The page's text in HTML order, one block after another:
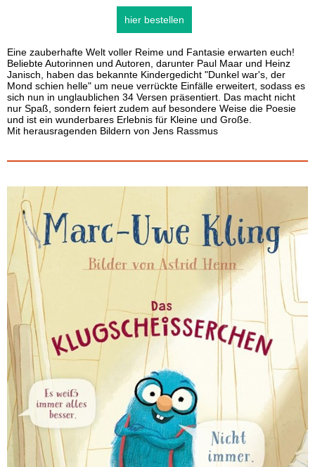
hier bestellen
Eine zauberhafte Welt voller Reime und Fantasie erwarten euch!
Beliebte Autorinnen und Autoren, darunter Paul Maar und Heinz
Janisch, haben das bekannte Kindergedicht "Dunkel war's, der
Mond schien helle" um neue verrückte Einfälle erweitert, sodass es
sich nun in unglaublichen 34 Versen präsentiert. Das macht nicht
nur Spaß, sondern feiert zudem auf besondere Weise die Poesie
und ist ein wunderbares Erlebnis für Kleine und Große.
Mit herausragenden Bildern von Jens Rassmus